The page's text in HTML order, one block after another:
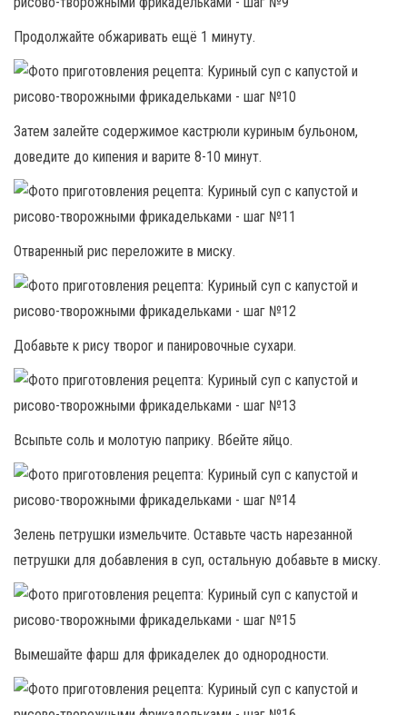
Продолжайте обжаривать ещё 1 минуту.
Затем залейте содержимое кастрюли куриным бульоном,
доведите до кипения и варите 8-10 минут.
Отваренный рис переложите в миску.
Добавьте к рису творог и панировочные сухари.
Всыпьте соль и молотую паприку. Вбейте яйцо.
Зелень петрушки измельчите. Оставьте часть нарезанной
петрушки для добавления в суп, остальную добавьте в миску.
Вымешайте фарш для фрикаделек до однородности.